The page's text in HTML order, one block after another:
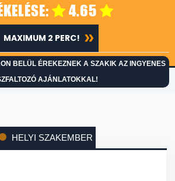
4.65
BELÜL ÉREKEZNEK A SZAKIK AZ INGYENES
AJÁNLATOKKAL!
MAXIMUM 2 PERC!
HELYI SZAKEMBER